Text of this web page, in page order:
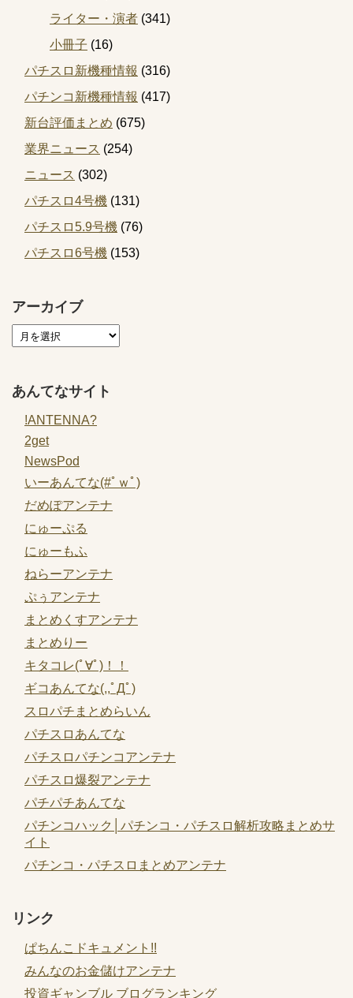
ライター・演者 (341)
小冊子 (16)
パチスロ新機種情報 (316)
パチンコ新機種情報 (417)
新台評価まとめ (675)
業界ニュース (254)
ニュース (302)
パチスロ4号機 (131)
パチスロ5.9号機 (76)
パチスロ6号機 (153)
アーカイブ
あんてなサイト
!ANTENNA?
2get
NewsPod
いーあんてな(#ﾟｗﾟ)
だめぽアンテナ
にゅーぷる
にゅーもふ
ねらーアンテナ
ぷぅアンテナ
まとめくすアンテナ
まとめりー
キタコレ(ﾟ∀ﾟ)！！
ギコあんてな(,,ﾟДﾟ)
スロパチまとめらいん
パチスロあんてな
パチスロパチンコアンテナ
パチスロ爆裂アンテナ
パチパチあんてな
パチンコハック│パチンコ・パチスロ解析攻略まとめサ
イト
パチンコ・パチスロまとめアンテナ
リンク
ぱちんこドキュメント!!
みんなのお金儲けアンテナ
投資ギャンブル ブログランキング